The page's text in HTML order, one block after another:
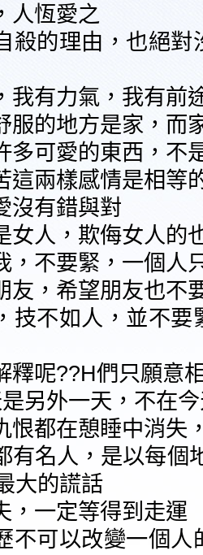
人恆愛之
殺的理由，也絕對
我有力氣，我有前
服的地方是家，而
多可愛的東西，不
這兩樣感情是相等
沒有錯與對
女人，欺侮女人的
，不要緊，一個人
友，希望朋友也不
技不如人，並不要
釋呢??H們只願意
另外一天，不在
恨都在憩睡中消失
有名人，是以每個
大的謊話
，一定等得到走運
不可以改變一個人